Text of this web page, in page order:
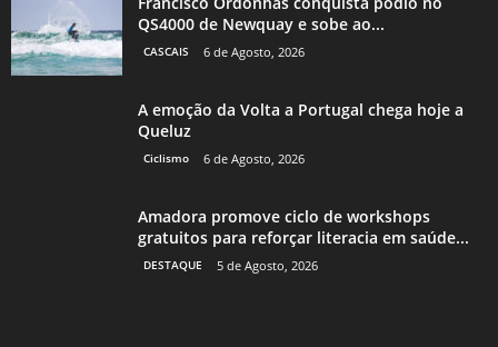
QS4000 de Newquay e sobe ao...
CASCAIS 6 de Agosto, 2026
A emoção da Volta a Portugal chega hoje a
Queluz
Ciclismo 6 de Agosto, 2026
Amadora promove ciclo de workshops
gratuitos para reforçar literacia em saúde...
DESTAQUE 5 de Agosto, 2026